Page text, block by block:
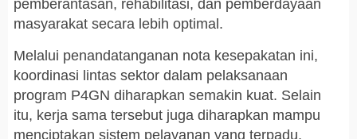
pemberantasan, rehabilitasi, dan pemberdayaan
masyarakat secara lebih optimal.
Melalui penandatanganan nota kesepakatan ini,
koordinasi lintas sektor dalam pelaksanaan
program P4GN diharapkan semakin kuat. Selain
itu, kerja sama tersebut juga diharapkan mampu
menciptakan sistem pelayanan yang terpadu,